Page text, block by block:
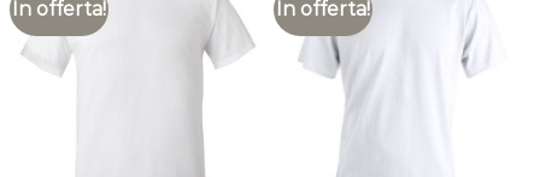
In offerta! In offerta!